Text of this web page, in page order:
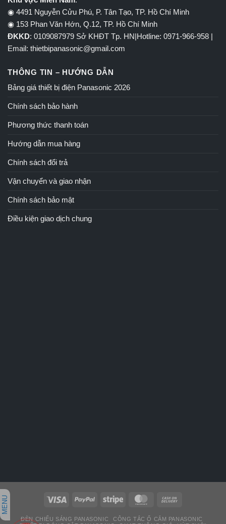
◉ 4491 Nguyễn Cửu Phú, P. Tân Tạo, TP. Hồ Chí Minh
◉ 153 Phan Văn Hớn, Q.12, TP. Hồ Chí Minh
ĐKKD: 0109087979 Sở KHĐT Tp. HN|Hotline: 0971-966-958 |
Email: thietbipanasonic@gmail.com
THÔNG TIN – HƯỚNG DẪN
Bảng giá thiết bị điện Panasonic 2026
Chính sách bảo hành
Phương thức thanh toán
Hướng dẫn mua hàng
Chính sách đổi trả
Vận chuyển và giao nhận
Chính sách bảo mật
Điều kiện giao dịch chung
ĐÈN CHIẾU SÁNG PANASONIC
CÔNG TẮC Ổ CẮM PANASONIC
MENU